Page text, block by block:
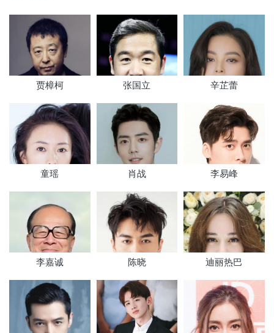
唐荣耀》，从而正式进入演艺圈；随后，在
古装传奇剧《思美人》中饰演卢乙。2017年，出演古装武侠剧...
孙天宇饰叶子鳞
演员介绍 叶子鳞的扮演者孙天宇：孙天宇，
1997年7月29日出生于北京市，毕业于北京科
技大学，中国内地男演员、歌手。其代表作
品有《薛定谔的猫》、《少年有点酷》、
《马卡龙少女》、《一年一度喜剧大赛》。
孙天宇演过的电视剧
饰陈昊
演员介绍 陈昊的扮演者何廖侣匀：何廖侣
匀，1999年5月16日出生于广西壮族自治区南
宁市，中国内地男演员。2019年4月，参加腾
贾樟柯 张国立 辛芷蕾
童瑶 肖战 李易峰
李嘉诚 陈晓 迪丽热巴